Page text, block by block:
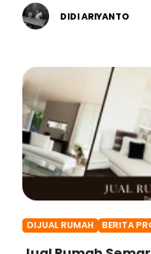
DIDI ARIYANTO
DIJUAL RUMAH BERITA